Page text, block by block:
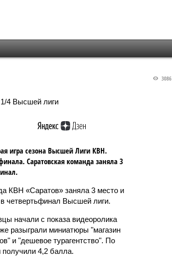
3086
игра сезона Высшей Лиги КВН.
Саратовская команда заняла 3
КВН «Саратов» заняла 3 место и
четвертьфинал Высшей лиги.
начали с показа видеоролика
разыграли миниатюры "магазин
и "дешевое турагентство". По
получили 4,2 балла.